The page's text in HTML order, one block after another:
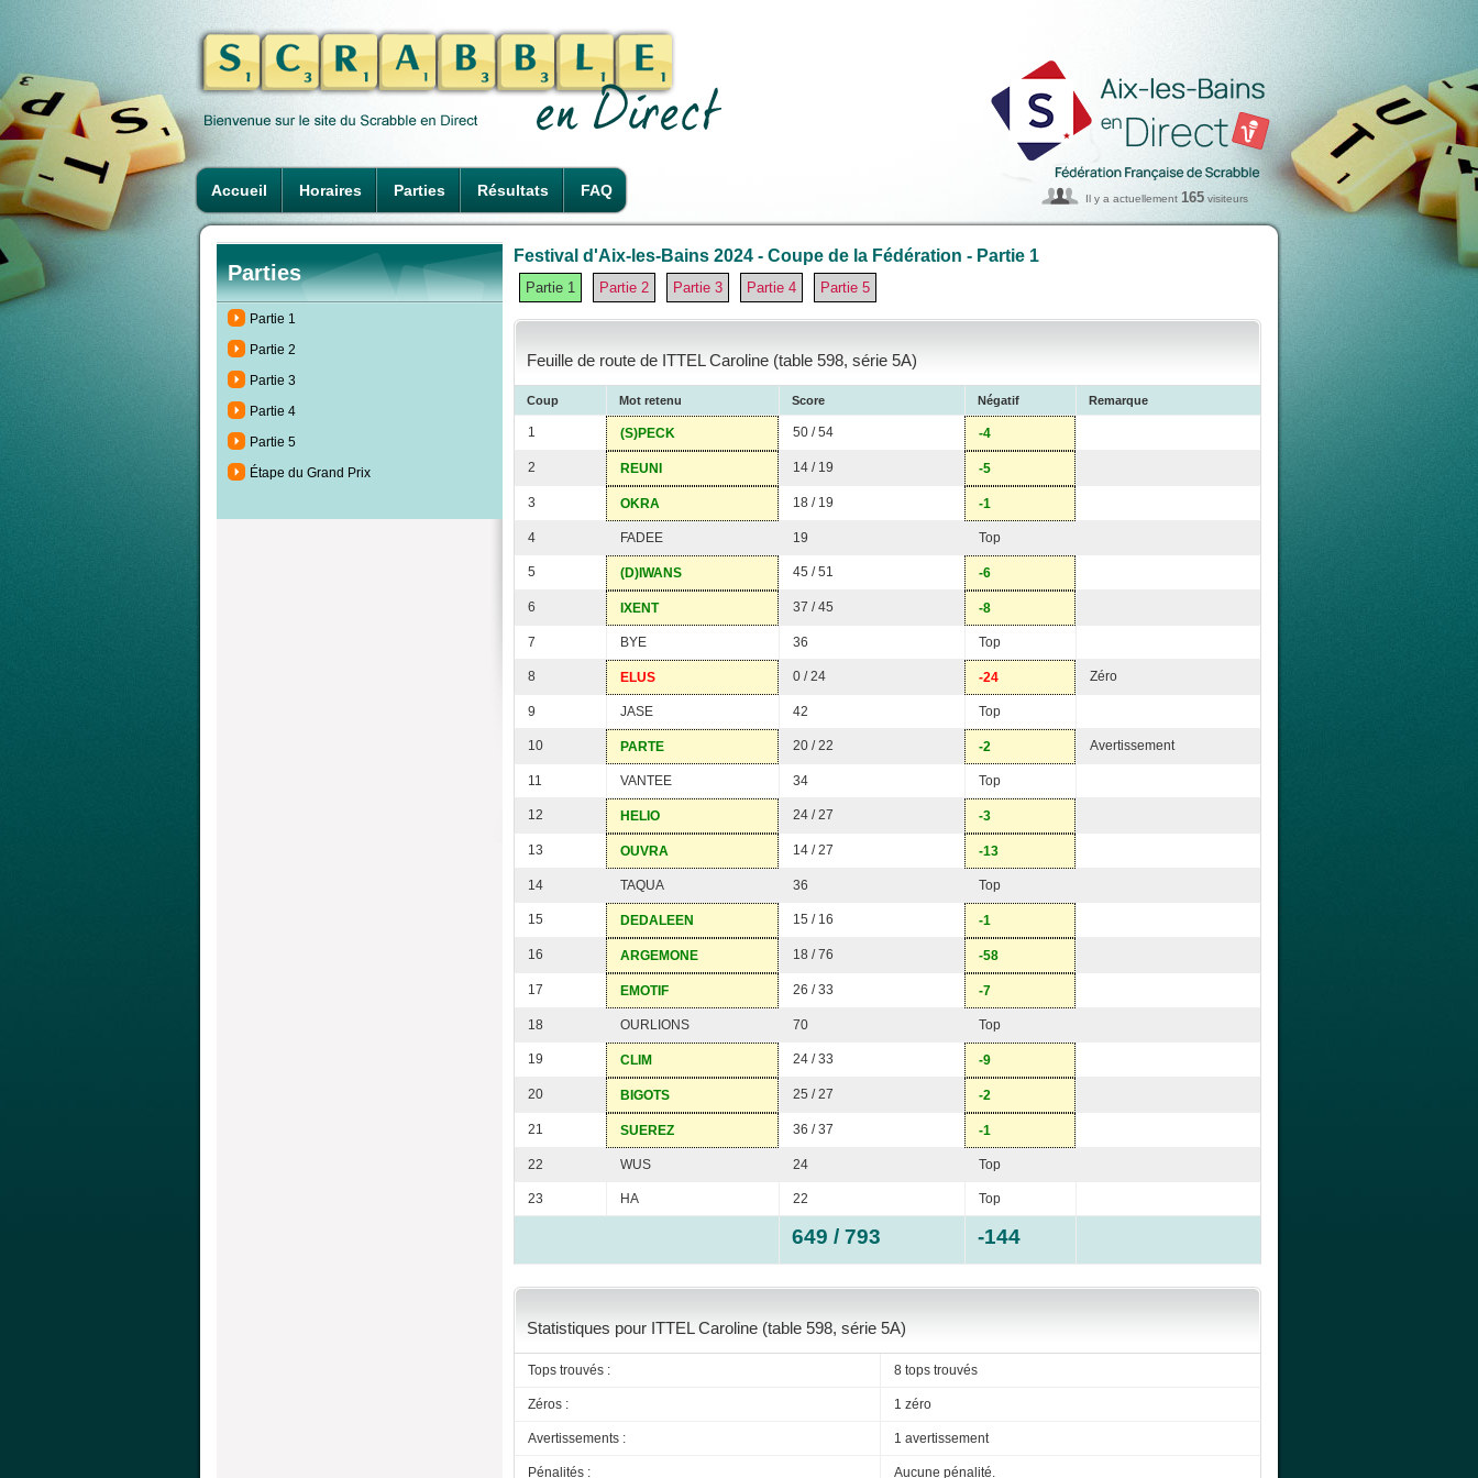
Accueil Horaires Parties Résultats FAQ Il y a actuellement 165 visiteurs
Parties
Partie 1
Partie 2
Partie 3
Partie 4
Partie 5
Étape du Grand Prix
Festival d'Aix-les-Bains 2024 - Coupe de la Fédération - Partie 1
Partie 1 Partie 2 Partie 3 Partie 4 Partie 5
Feuille de route de ITTEL Caroline (table 598, série 5A)
Coup Mot retenu Score Négatif Remarque
1 (S)PECK 50 / 54 -4
2 REUNI 14 / 19 -5
3 OKRA 18 / 19 -1
4 FADEE 19 Top
5 (D)IWANS 45 / 51 -6
6 IXENT 37 / 45 -8
7 BYE 36 Top
8 ELUS 0 / 24 -24 Zéro
9 JASE 42 Top
10 PARTE 20 / 22 -2 Avertissement
11 VANTEE 34 Top
12 HELIO 24 / 27 -3
13 OUVRA 14 / 27 -13
14 TAQUA 36 Top
15 DEDALEEN 15 / 16 -1
16 ARGEMONE 18 / 76 -58
17 EMOTIF 26 / 33 -7
18 OURLIONS 70 Top
19 CLIM 24 / 33 -9
20 BIGOTS 25 / 27 -2
21 SUEREZ 36 / 37 -1
22 WUS 24 Top
23 HA 22 Top
649 / 793 -144
Statistiques pour ITTEL Caroline (table 598, série 5A)
Tops trouvés : 8 tops trouvés
Zéros : 1 zéro
Avertissements : 1 avertissement
Pénalités : Aucune pénalité.